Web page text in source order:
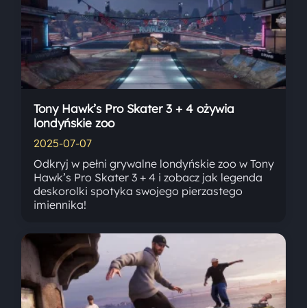
Tony Hawk’s Pro Skater 3 + 4 ożywia
londyńskie zoo
2025-07-07
Odkryj w pełni grywalne londyńskie zoo w Tony
Hawk’s Pro Skater 3 + 4 i zobacz jak legenda
deskorolki spotyka swojego pierzastego
imiennika!